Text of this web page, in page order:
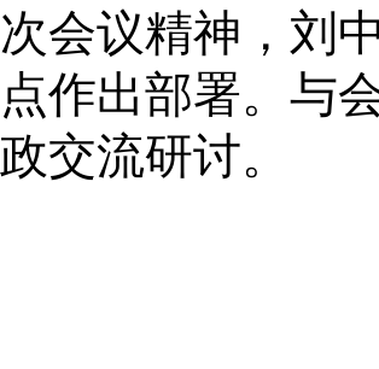
次会议精神，刘
点作出部署。与
政交流研讨。